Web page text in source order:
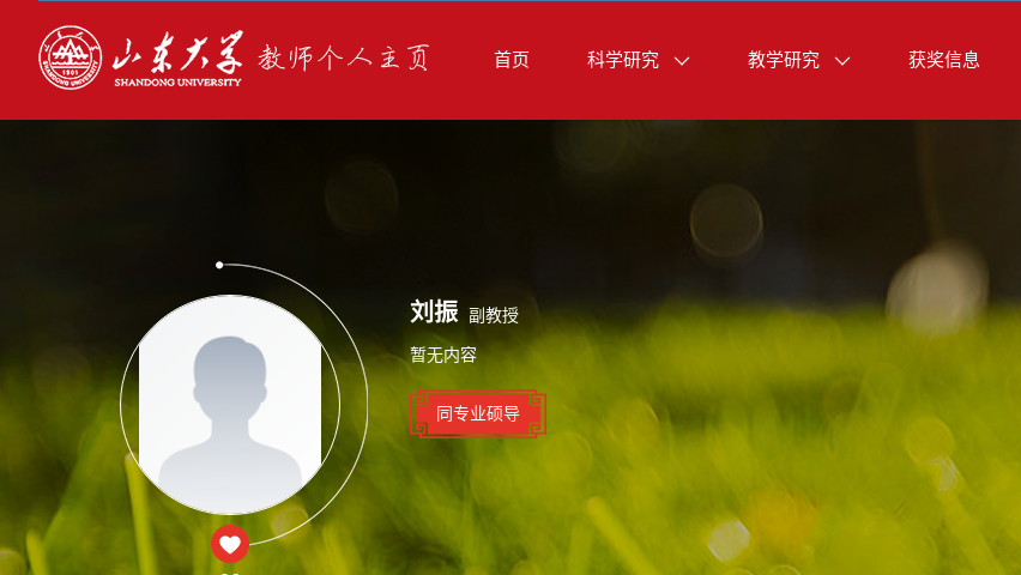
首页 科学研究 教学研究 获奖信息
刘振 副教授
暂无内容
同专业硕导